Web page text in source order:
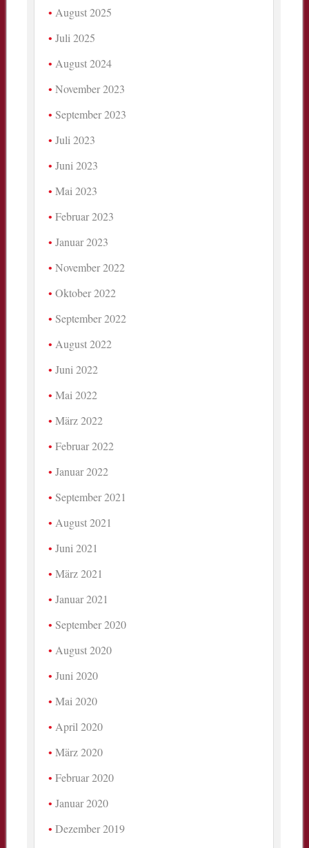
August 2025
Juli 2025
August 2024
November 2023
September 2023
Juli 2023
Juni 2023
Mai 2023
Februar 2023
Januar 2023
November 2022
Oktober 2022
September 2022
August 2022
Juni 2022
Mai 2022
März 2022
Februar 2022
Januar 2022
September 2021
August 2021
Juni 2021
März 2021
Januar 2021
September 2020
August 2020
Juni 2020
Mai 2020
April 2020
März 2020
Februar 2020
Januar 2020
Dezember 2019